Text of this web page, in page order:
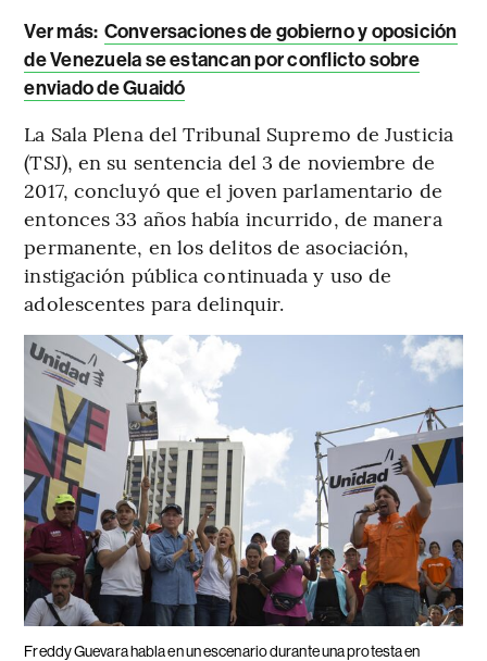
Ver más: Conversaciones de gobierno y oposición
de Venezuela se estancan por conflicto sobre
enviado de Guaidó
La Sala Plena del Tribunal Supremo de Justicia
(TSJ), en su sentencia del 3 de noviembre de
2017, concluyó que el joven parlamentario de
entonces 33 años había incurrido, de manera
permanente, en los delitos de asociación,
instigación pública continuada y uso de
adolescentes para delinquir.
Freddy Guevara habla en un escenario durante una protesta en